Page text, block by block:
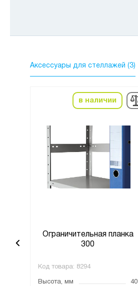
Аксессуары для стеллажей (3)
в наличии
Ограничительная планка
300
Код товара: 8294
Высота, мм
40